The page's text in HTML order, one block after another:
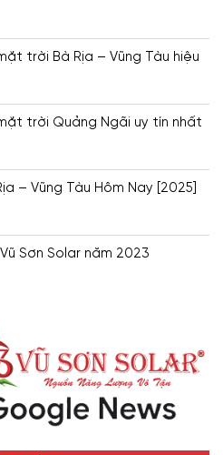
trời Bà Rịa – Vũng Tàu hiệu
trời Quảng Ngãi uy tín nhất
– Vũng Tàu Hôm Nay [2025]
Sơn Solar năm 2023